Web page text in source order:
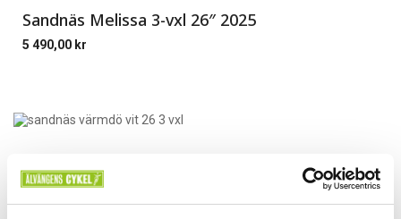
Sandnäs Melissa 3-vxl 26″ 2025
5 490,00 kr